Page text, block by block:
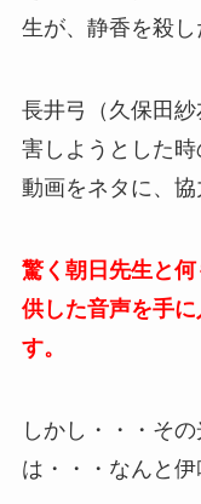
生が、静香を殺し
長井弓（久保田
害しようとした
動画をネタに、協
驚く朝日先生と
供した音声を手
す。
しかし・・・そ
は・・・なんと 伊